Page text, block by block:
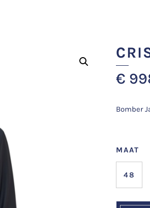
€
Bomber
MAAT
48